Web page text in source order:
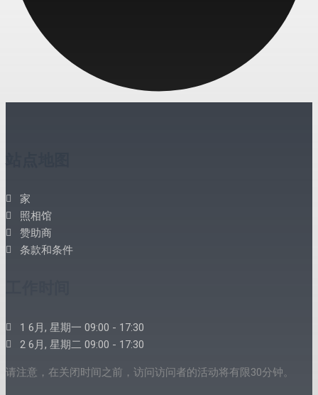
家
照相馆
赞助商
条款和条件
1 6月, 星期一 09:00 - 17:30
2 6月, 星期二 09:00 - 17:30
请注意，在关闭时间之前，访问访问者的活动将有限30分钟。